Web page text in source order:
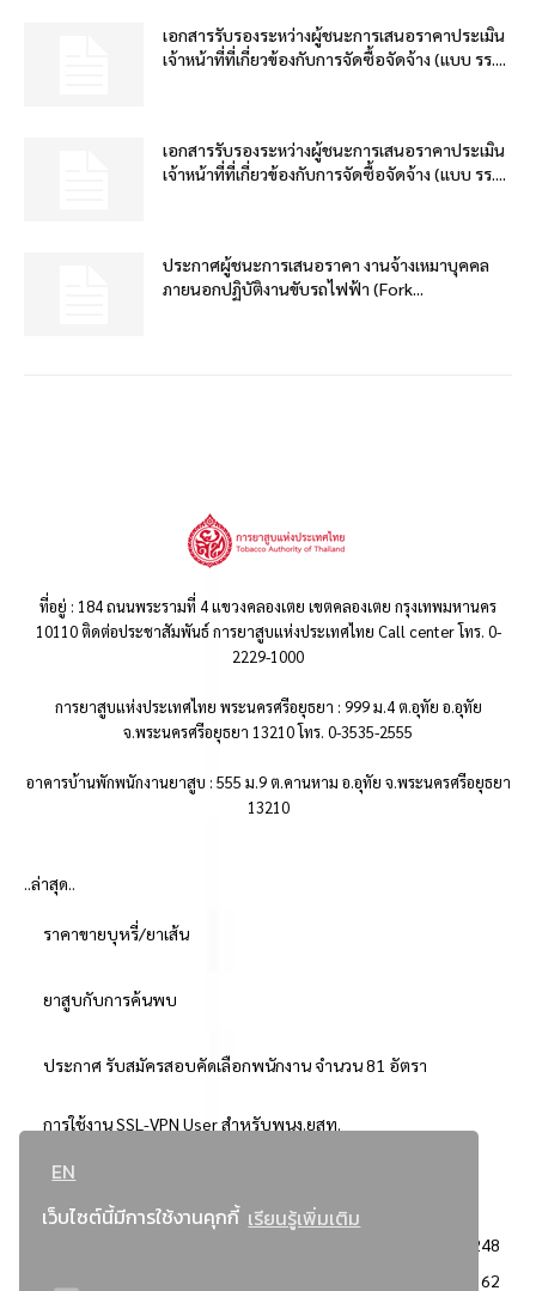
EN
เว็บไซต์นี้มีการใช้งานคุกกี้ เรียนรู้เพิ่มเติม
เอกสารรับรองระหว่างผู้ชนะการเสนอราคาประเมิน
เจ้าหน้าที่ที่เกี่ยวข้องกับการจัดซื้อจัดจ้าง (แบบ รร....
เอกสารรับรองระหว่างผู้ชนะการเสนอราคาประเมิน
เจ้าหน้าที่ที่เกี่ยวข้องกับการจัดซื้อจัดจ้าง (แบบ รร....
ประกาศผู้ชนะการเสนอราคา งานจ้างเหมาบุคคล
ภายนอกปฏิบัติงานขับรถไฟฟ้า (Fork...
ที่อยู่ : 184 ถนนพระรามที่ 4 แขวงคลองเตย เขตคลองเตย กรุงเทพมหานคร
10110 ติดต่อประชาสัมพันธ์ การยาสูบแห่งประเทศไทย Call center โทร. 0-
2229-1000
การยาสูบแห่งประเทศไทย พระนครศรีอยุธยา : 999 ม.4 ต.อุทัย อ.อุทัย
จ.พระนครศรีอยุธยา 13210 โทร. 0-3535-2555
อาคารบ้านพักพนักงานยาสูบ : 555 ม.9 ต.คานหาม อ.อุทัย จ.พระนครศรีอยุธยา
13210
..ล่าสุด..
ราคาขายบุหรี่/ยาเส้น
ยาสูบกับการค้นพบ
ประกาศ รับสมัครสอบคัดเลือกพนักงาน จำนวน 81 อัตรา
การใช้งาน SSL-VPN User สำหรับพนง.ยสท.
..ยอดนิยม..
3248
2362